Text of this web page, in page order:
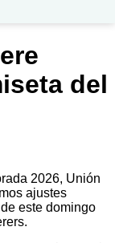
del
2026, Unión
ajustes
este domingo